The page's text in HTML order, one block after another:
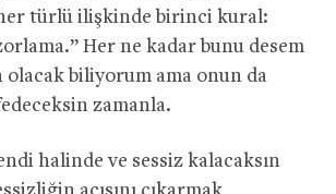
türlü ilişkinde birinci kural:
Her ne kadar bunu desem
olacak biliyorum ama onun da
zamanla.
halinde ve sessiz kalacaksın